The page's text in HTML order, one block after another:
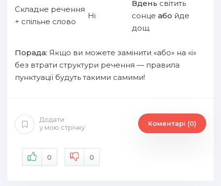
Складне речення
+ спільне слово
Ні
Вдень світить
сонце або йде
дощ.
Порада: Якщо ви можете замінити «або» на «і»
без втрати структури речення — правила
пунктуації будуть такими самими!
Додати
у мою стрічку
Коментарі (0)
0 0